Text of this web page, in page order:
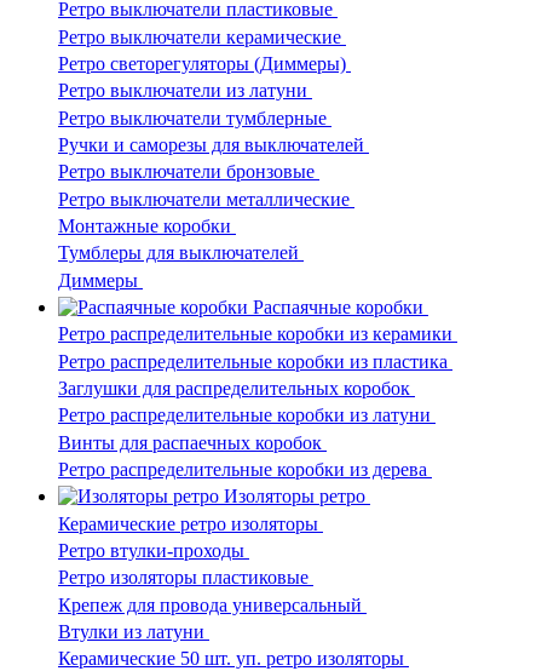
Ретро выключатели пластиковые
Ретро выключатели керамические
Ретро светорегуляторы (Диммеры)
Ретро выключатели из латуни
Ретро выключатели тумблерные
Ручки и саморезы для выключателей
Ретро выключатели бронзовые
Ретро выключатели металлические
Монтажные коробки
Тумблеры для выключателей
Диммеры
Распаячные коробки
Ретро распределительные коробки из керамики
Ретро распределительные коробки из пластика
Заглушки для распределительных коробок
Ретро распределительные коробки из латуни
Винты для распаечных коробок
Ретро распределительные коробки из дерева
Изоляторы ретро
Керамические ретро изоляторы
Ретро втулки-проходы
Ретро изоляторы пластиковые
Крепеж для провода универсальный
Втулки из латуни
Керамические 50 шт. уп. ретро изоляторы